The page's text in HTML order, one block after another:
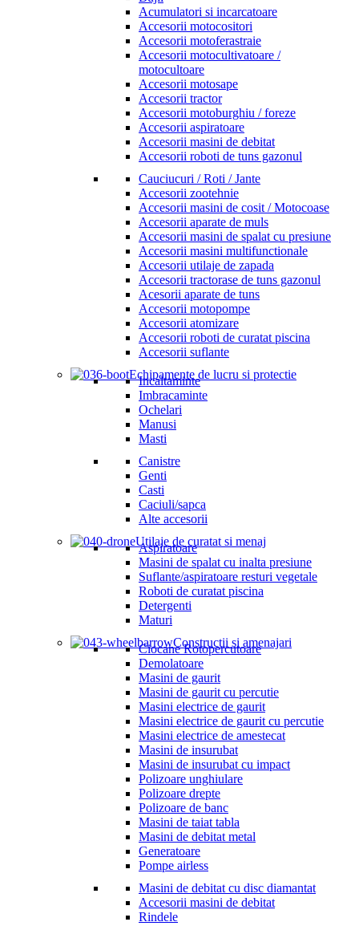
Acumulatori si incarcatoare
Accesorii motocositori
Accesorii motoferastraie
Accesorii motocultivatoare /
motocultoare
Accesorii motosape
Accesorii tractor
Accesorii motoburghiu / foreze
Accesorii aspiratoare
Accesorii masini de debitat
Accesorii roboti de tuns gazonul
Cauciucuri / Roti / Jante
Accesorii zootehnie
Accesorii masini de cosit / Motocoase
Accesorii aparate de muls
Accesorii masini de spalat cu presiune
Accesorii masini multifunctionale
Accesorii utilaje de zapada
Accesorii tractorase de tuns gazonul
Acesorii aparate de tuns
Accesorii motopompe
Accesorii atomizare
Accesorii roboti de curatat piscina
Accesorii suflante
Echipamente de lucru si protectie
Incaltaminte
Imbracaminte
Ochelari
Manusi
Masti
Canistre
Genti
Casti
Caciuli/sapca
Alte accesorii
Utilaje de curatat si menaj
Aspiratoare
Masini de spalat cu inalta presiune
Suflante/aspiratoare resturi vegetale
Roboti de curatat piscina
Detergenti
Maturi
Constructii si amenajari
Ciocane Rotopercutoare
Demolatoare
Masini de gaurit
Masini de gaurit cu percutie
Masini electrice de gaurit
Masini electrice de gaurit cu percutie
Masini electrice de amestecat
Masini de insurubat
Masini de insurubat cu impact
Polizoare unghiulare
Polizoare drepte
Polizoare de banc
Masini de taiat tabla
Masini de debitat metal
Generatoare
Pompe airless
Masini de debitat cu disc diamantat
Accesorii masini de debitat
Rindele